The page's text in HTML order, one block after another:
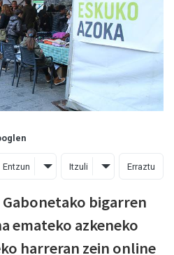
Entzun Itzuli Erraztu
Gabonetako bigarren
emateko azkeneko
harreran zein online